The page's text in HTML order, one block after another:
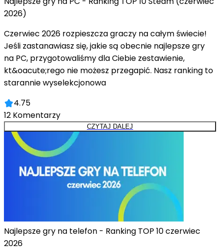
2026)
Czerwiec 2026 rozpieszcza graczy na całym świecie!
Jeśli zastanawiasz się, jakie są obecnie najlepsze gry
na PC, przygotowaliśmy dla Ciebie zestawienie,
kt&oacute;rego nie możesz przegapić. Nasz ranking to
starannie wyselekcjonowa
4.75
12 Komentarzy
CZYTAJ DALEJ
Najlepsze gry na telefon - Ranking TOP 10 czerwiec
2026